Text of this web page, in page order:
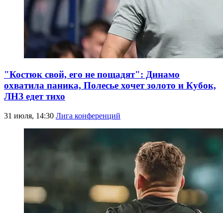
"Костюк свой, его не пощадят": Динамо
охватила паника, Полесье хочет золото и Кубок,
ЛНЗ едет тихо
31 июля, 14:30 Лига конференций